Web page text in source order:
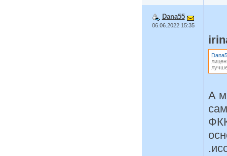
Dana55
06.06.2022 15:35
А